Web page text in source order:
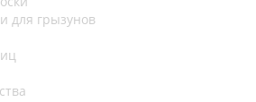
для грызунов